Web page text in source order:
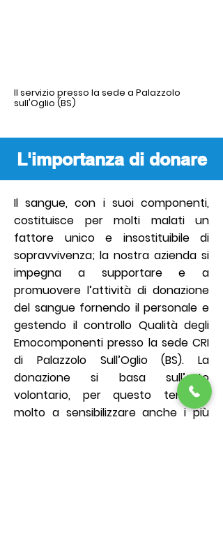
Il servizio presso la sede a Palazzolo
sull'Oglio (BS)
L'importanza di donare
Il sangue, con i suoi componenti,
costituisce per molti malati un
fattore unico e insostituibile di
sopravvivenza; la nostra azienda si
impegna a supportare e a
promuovere l’attività di donazione
del sangue fornendo il personale e
gestendo il controllo Qualità degli
Emocomponenti presso la sede CRI
di Palazzolo Sull’Oglio (BS). La
donazione si basa sull’atto
volontario, per questo teniamo
molto a sensibilizzare anche i più